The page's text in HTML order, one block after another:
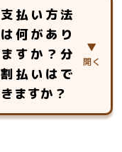
業員チームが安全
安心第一に作業致
します。
のお時間をいただ
いております。
お見積りは、対象
となる木の大きさ
や幹の太さ、生え
支払い方法
は何があり
ますか？分
割払いはで
きますか？